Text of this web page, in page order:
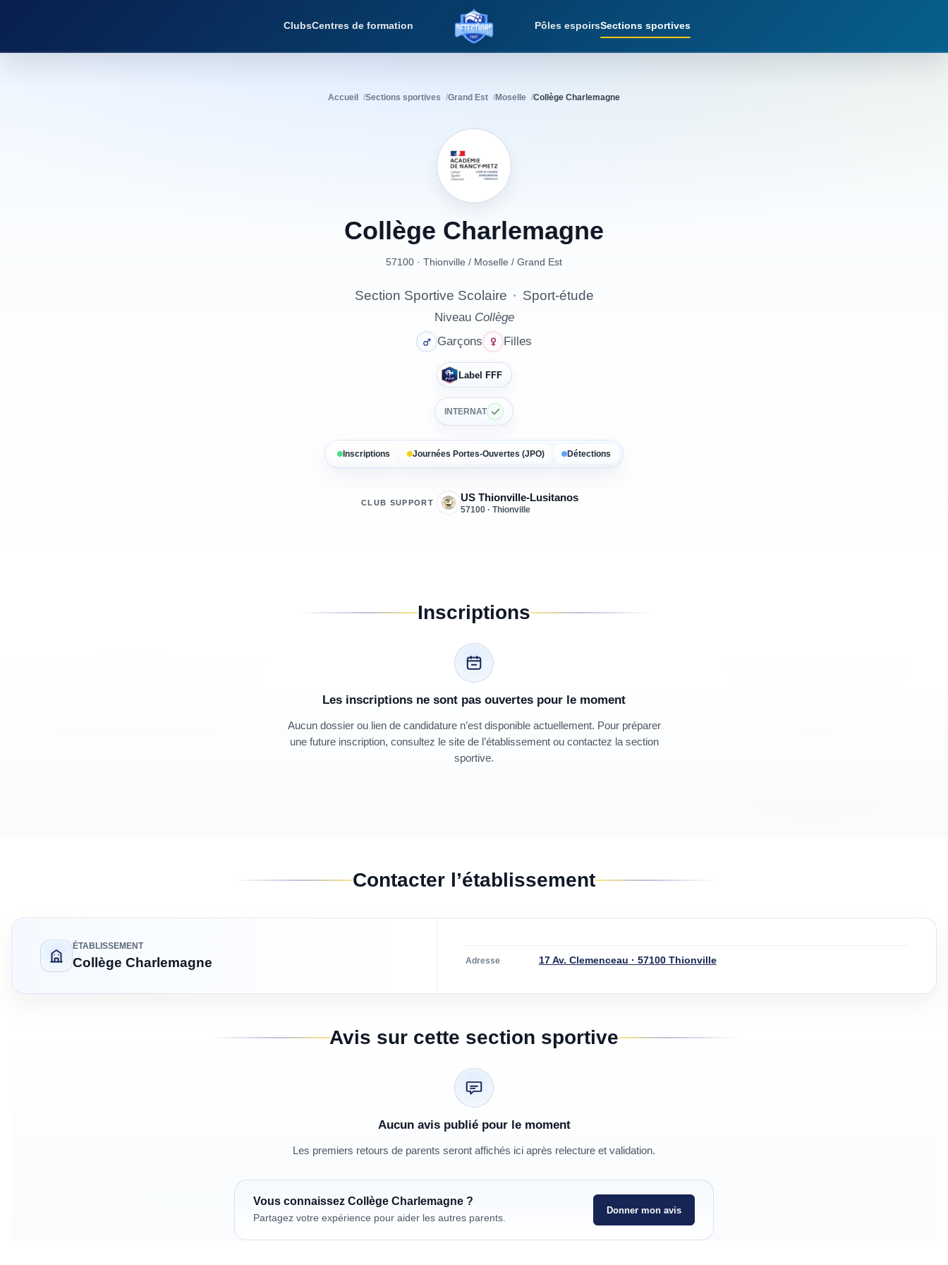
ClubsCentres de formation
Détections Foot
Pôles espoirsSections sportives
Accueil Sections sportives Grand Est Moselle Collège Charlemagne
Collège Charlemagne
57100 · Thionville / Moselle / Grand Est
Section Sportive Scolaire · Sport-étude
Niveau Collège
Garçons
Filles
Label FFF
INTERNAT
Inscriptions Journées Portes-Ouvertes (JPO) Détections
CLUB SUPPORT US Thionville-Lusitanos
57100 · Thionville
Inscriptions
Les inscriptions ne sont pas ouvertes pour le moment
Aucun dossier ou lien de candidature n’est disponible actuellement. Pour préparer
une future inscription, consultez le site de l’établissement ou contactez la section
sportive.
Contacter l’établissement
ÉTABLISSEMENT
Collège Charlemagne Adresse 17 Av. Clemenceau · 57100 Thionville
Avis sur cette section sportive
Aucun avis publié pour le moment
Les premiers retours de parents seront affichés ici après relecture et validation.
Vous connaissez Collège Charlemagne ?
Partagez votre expérience pour aider les autres parents.
Donner mon avis